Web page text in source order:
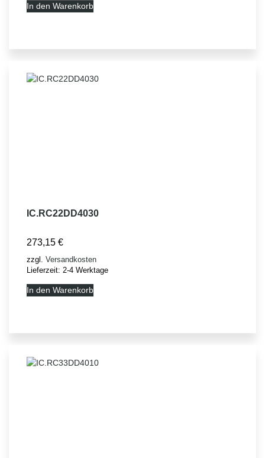
In den Warenkorb
IC.RC22DD4030
273,15 €
zzgl. Versandkosten
Lieferzeit: 2-4 Werktage
In den Warenkorb